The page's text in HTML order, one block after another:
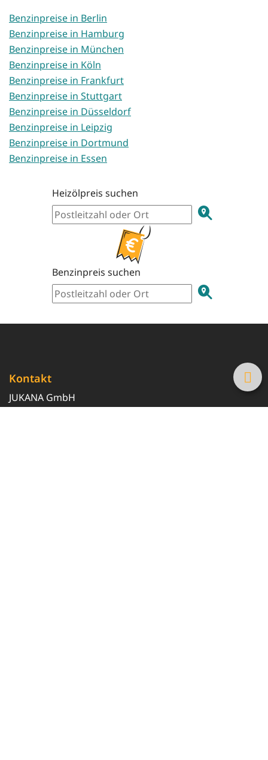
Benzinpreise in Berlin
Benzinpreise in Hamburg
Benzinpreise in München
Benzinpreise in Köln
Benzinpreise in Frankfurt
Benzinpreise in Stuttgart
Benzinpreise in Düsseldorf
Benzinpreise in Leipzig
Benzinpreise in Dortmund
Benzinpreise in Essen
Heizölpreis suchen
Benzinpreis suchen
Kontakt
JUKANA GmbH